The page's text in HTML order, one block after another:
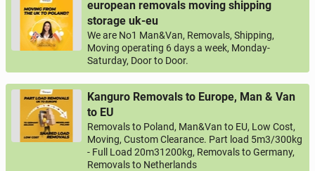
european removals moving shipping
storage uk-eu
We are No1 Man&Van, Removals, Shipping,
Moving operating 6 days a week, Monday-
Saturday, Door to Door.
Kanguro Removals to Europe, Man & Van
to EU
Removals to Poland, Man&Van to EU, Low Cost,
Moving, Custom Clearance. Part load 5m3/300kg
- Full Load 20m31200kg, Removals to Germany,
Removals to Netherlands